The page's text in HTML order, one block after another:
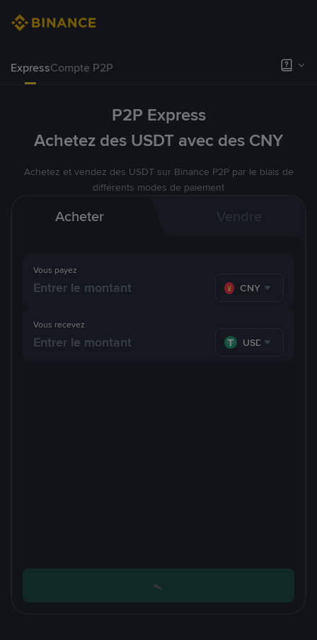
ExpressCompte P2P
P2P Express
Achetez des USDT avec des CNY
Achetez et vendez des USDT sur Binance P2P par le biais de
différents modes de paiement
Acheter
Vous payez
CNY
Vous recevez
USDT